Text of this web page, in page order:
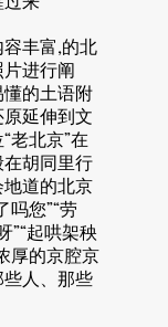
丰富,的北
进行阐
的土语附
延伸到文
老北京”在
胡同里行
道的北京
吗您”“劳
”“起哄架秧
厚的京腔京
人、那些